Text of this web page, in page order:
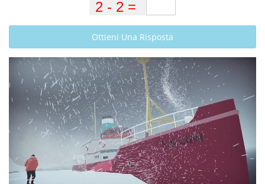
Ottieni Una Risposta